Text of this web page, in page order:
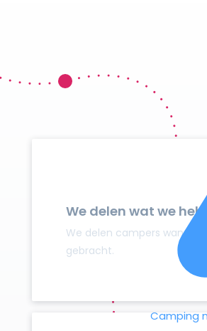
Camping
We delen wat we
We delen campers
gebracht.